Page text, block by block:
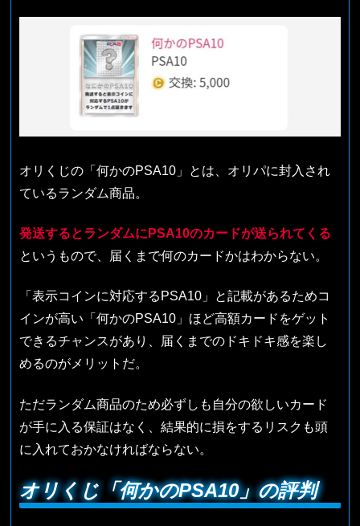
オリくじの「何かのPSA10」とは、オリパに封入され
ているランダム商品。
発送するとランダムにPSA10のカードが送られてくる
というもので、届くまで何のカードかはわからない。
「表示コインに対応するPSA10」と記載があるためコ
インが高い「何かのPSA10」ほど高額カードをゲット
できるチャンスがあり、届くまでのドキドキ感を楽し
めるのがメリットだ。
ただランダム商品のため必ずしも自分の欲しいカード
が手に入る保証はなく、結果的に損をするリスクも頭
に入れておかなければならない。
オリくじ「何かのPSA10」の評判